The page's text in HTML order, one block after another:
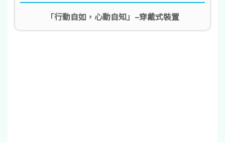
「行動自如，心動自知」–穿戴式裝置